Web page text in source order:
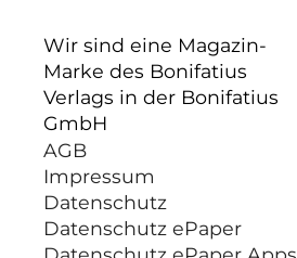
Wir sind eine Magazin-
Marke des Bonifatius
Verlags in der Bonifatius
GmbH
AGB
Impressum
Datenschutz
Datenschutz ePaper